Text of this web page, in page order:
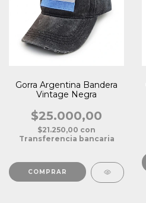
Gorra Argentina Bandera
Vintage Negra
$25.000,00
$21.250,00 con
Transferencia bancaria